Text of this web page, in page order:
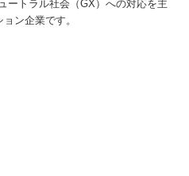
ートラル社会（GX）への対応を主
ン企業です。